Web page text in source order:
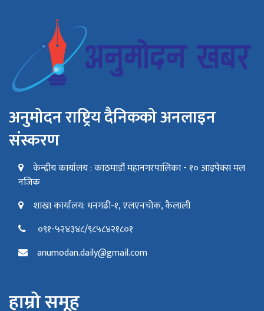
अनुमोदन राष्ट्रिय दैनिकको अनलाइन
संस्करण
केन्द्रीय कार्यालय : काठमाडौं महानगरपालिका - १० आइपेक्स मल
नजिक
शाखा कार्यालय: धनगढी-१, एलएनचोक, कैलाली
०९१-५२४३४८/९८५८४२१८०१
anumodan.daily@gmail.com
हाम्रो समूह